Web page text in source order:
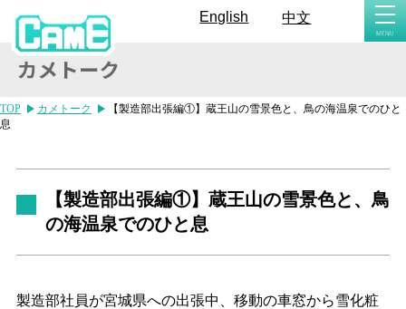
中文
English
TOP カメトーク
【製造部出張編①】蔵王山の雪景色と、鳥の海温泉でのひと
息
【製造部出張編①】蔵王山の雪景色と、鳥
の海温泉でのひと息
製造部社員が宮城県への出張中、移動の車窓から雪化粧